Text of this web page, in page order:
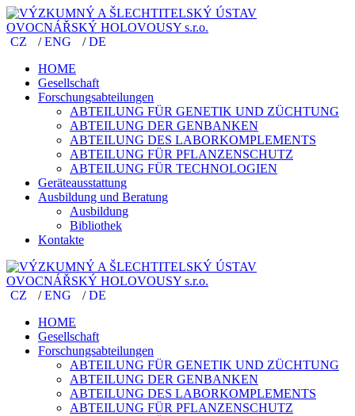
CZ /ENG /DE
HOME
Gesellschaft
Forschungsabteilungen
ABTEILUNG FÜR GENETIK UND ZÜCHTUNG
ABTEILUNG DER GENBANKEN
ABTEILUNG DES LABORKOMPLEMENTS
ABTEILUNG FÜR PFLANZENSCHUTZ
ABTEILUNG FÜR TECHNOLOGIEN
Geräteausstattung
Ausbildung und Beratung
Ausbildung
Bibliothek
Kontakte
CZ /ENG /DE
HOME
Gesellschaft
Forschungsabteilungen
ABTEILUNG FÜR GENETIK UND ZÜCHTUNG
ABTEILUNG DER GENBANKEN
ABTEILUNG DES LABORKOMPLEMENTS
ABTEILUNG FÜR PFLANZENSCHUTZ